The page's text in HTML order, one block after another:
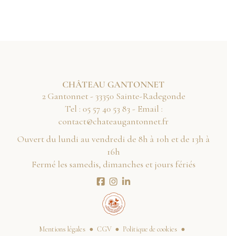
CHÂTEAU GANTONNET
2 Gantonnet - 33350 Sainte-Radegonde
Tel : 38 35 04 75 50 - Email :
rf.tennotnaguaetahc@tcatnoc
Ouvert du lundi au vendredi de 8h à 10h et de 13h à
16h
Fermé les samedis, dimanches et jours fériés
Mentions légales CGV
Politique de cookies